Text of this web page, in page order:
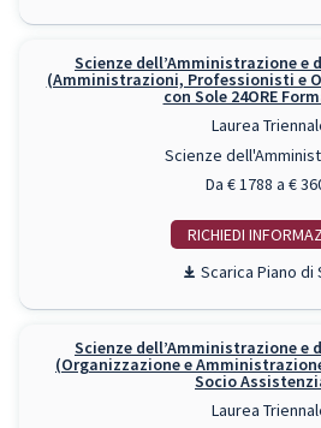
Scienze dell’Amministrazione e
(Amministrazioni, Professionisti e
con Sole 24ORE
Laurea
Scienze
Da € 1788 a €
RICHIEDI INFO
Piano di
Scienze dell’Amministrazione e
(Organizzazione e
Socio
Laurea